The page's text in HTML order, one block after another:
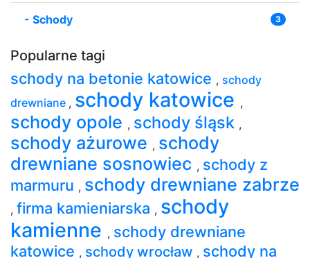
- Schody 3
Popularne tagi
schody na betonie katowice , schody
drewniane , schody katowice ,
schody opole , schody śląsk ,
schody ażurowe , schody
drewniane sosnowiec , schody z
marmuru , schody drewniane zabrze
, firma kamieniarska , schody
kamienne , schody drewniane
katowice , schody wrocław , schody na